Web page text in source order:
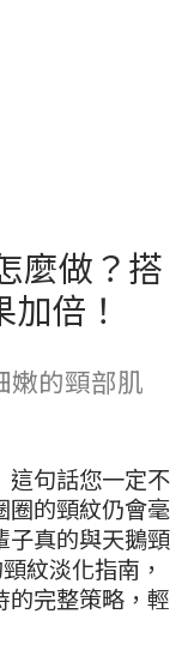
麼做？搭
倍！
嫩的頸部肌
這句話您一定不
圈的頸紋仍會毫
子真的與天鵝頸
紋淡化指南，
的完整策略，輕